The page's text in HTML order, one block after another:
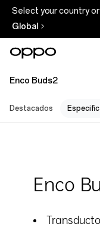
Select your country
Global
Enco Buds2
Destacados
Enco